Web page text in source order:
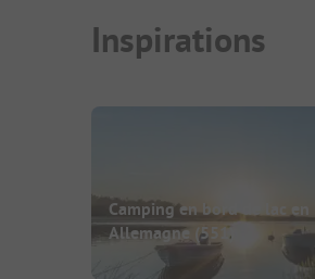
Inspirations
Camping en bord de lac en
Allemagne (551)